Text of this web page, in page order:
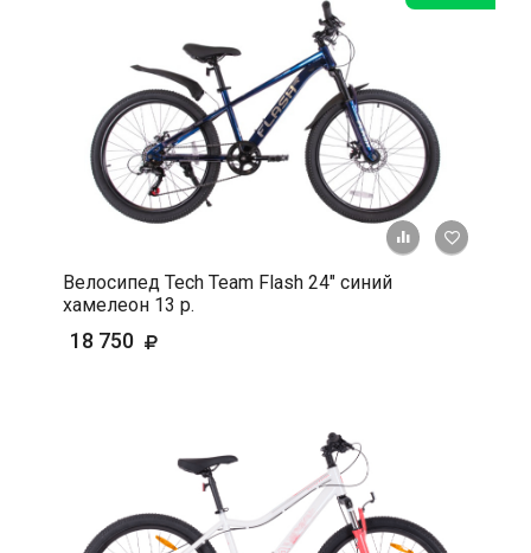
+ К
Велосипед Tech Team Flash 24" синий
хамелеон 13 р.
18 750